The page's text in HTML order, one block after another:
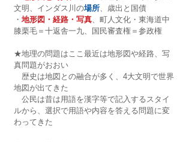
文明、インダス川の場所、歳出と国債
・ 地形図・経路・写真、町人文化・東海道中
膝栗毛＝十返舎一九、国民審査権＝参政権
★地理の問題はここ最近は地形図や経路、写
真問題がおおい
歴史は地図との融合が多く、4大文明で世界
地図が出てきた
公民は昔は用語を漢字等で記入するスタイ
ルから、選択で用語や内容を答える問題に変
わってきた